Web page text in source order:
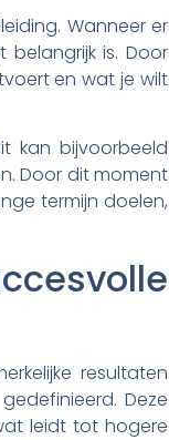
Wanneer er
is. Door
en wat je wilt
kan bijvoorbeeld
Door dit moment
termijn doelen,
resultaten
Deze
leidt tot hogere